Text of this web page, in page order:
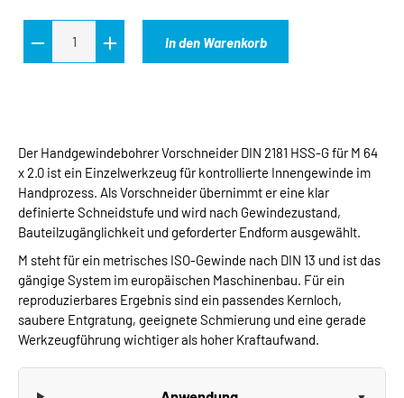
In den Warenkorb
Der Handgewindebohrer Vorschneider DIN 2181 HSS-G für M 64
x 2.0 ist ein Einzelwerkzeug für kontrollierte Innengewinde im
Handprozess. Als Vorschneider übernimmt er eine klar
definierte Schneidstufe und wird nach Gewindezustand,
Bauteilzugänglichkeit und geforderter Endform ausgewählt.
M steht für ein metrisches ISO-Gewinde nach DIN 13 und ist das
gängige System im europäischen Maschinenbau. Für ein
reproduzierbares Ergebnis sind ein passendes Kernloch,
saubere Entgratung, geeignete Schmierung und eine gerade
Werkzeugführung wichtiger als hoher Kraftaufwand.